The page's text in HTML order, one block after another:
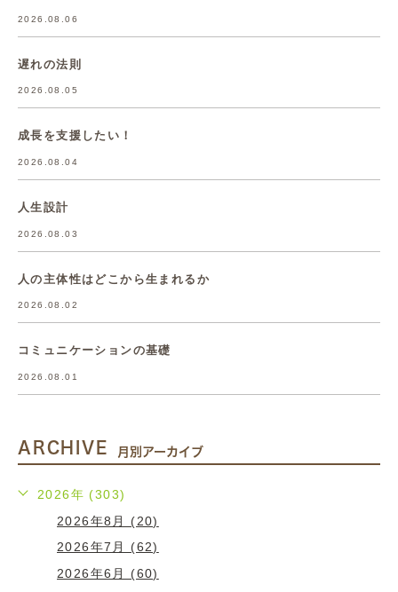
2026.08.06
遅れの法則
2026.08.05
成長を支援したい！
2026.08.04
人生設計
2026.08.03
人の主体性はどこから生まれるか
2026.08.02
コミュニケーションの基礎
2026.08.01
ARCHIVE 月別アーカイブ
2026年 (303)
2026年8月 (20)
2026年7月 (62)
2026年6月 (60)